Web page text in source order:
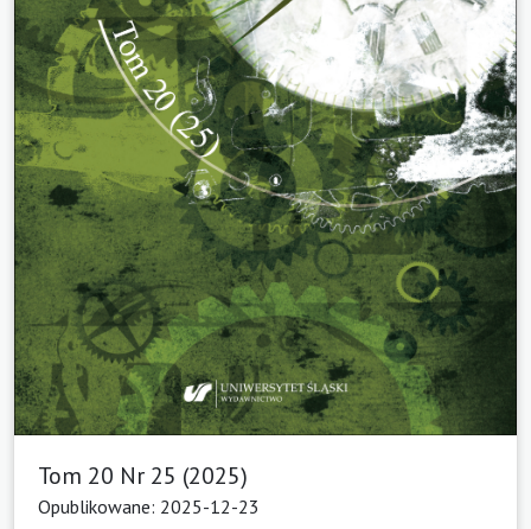
Tom 20 Nr 25 (2025)
Opublikowane: 2025-12-23